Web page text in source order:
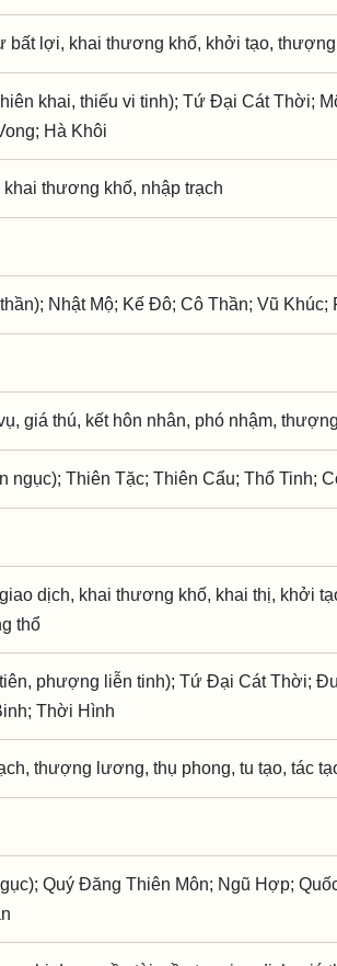
bất lợi, khai thương khố, khởi tạo,
khai, thiếu vi tinh); Tứ Đại Cát Thời;
Hà Khôi
khai thương khố, nhập trạch
Nhật Mộ; Kế Đô; Cô Thần; Vũ Khúc;
giá thú, kết hôn nhân, phó nhậm,
ngục); Thiên Tặc; Thiên Cẩu; Thổ Tinh;
dịch, khai thương khố, khai thị, khởi
thổ
phượng liễn tinh); Tứ Đại Cát Thời;
Thời Hình
thượng lương, thụ phong, tu tạo, tác
Quý Đăng Thiên Môn; Ngũ Hợp;